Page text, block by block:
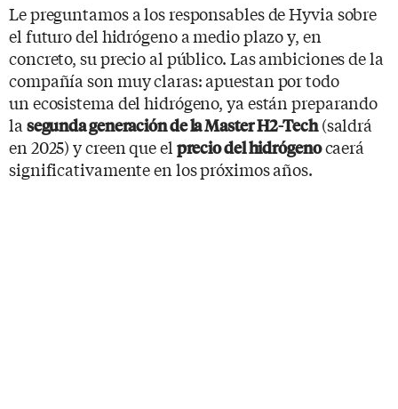
Le preguntamos a los responsables de Hyvia sobre
el futuro del hidrógeno a medio plazo y, en
concreto, su precio al público. Las ambiciones de la
compañía son muy claras: apuestan por todo
un ecosistema del hidrógeno, ya están preparando
la segunda generación de la Master H2-Tech(saldrá
en 2025) y creen que el precio del hidrógenocaerá
significativamente en los próximos años.